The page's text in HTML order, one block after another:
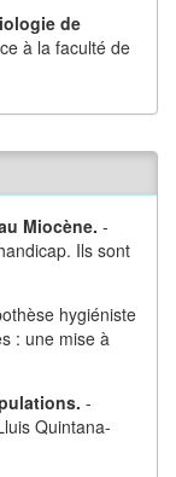
de
à la faculté de
Miocène. -
Ils sont
hygiéniste
: une mise à
-
Quintana-